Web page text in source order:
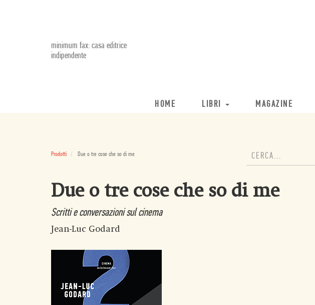
minimum fax: casa editrice
indipendente
HOME LIBRI MAGAZINE
Prodotti Due o tre cose che so di me
Due o tre cose che so di me
Scritti e conversazioni sul cinema
Jean-Luc Godard